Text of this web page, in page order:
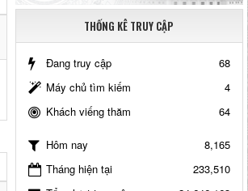
THỐNG KÊ TRUY CẬP
Đang truy cập
68
Máy chủ tìm kiếm
4
Khách viếng thăm
64
Hôm nay
8,165
Tháng hiện tại
233,510